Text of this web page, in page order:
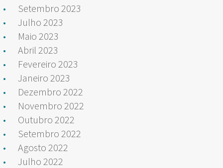
Setembro 2023
Julho 2023
Maio 2023
Abril 2023
Fevereiro 2023
Janeiro 2023
Dezembro 2022
Novembro 2022
Outubro 2022
Setembro 2022
Agosto 2022
Julho 2022